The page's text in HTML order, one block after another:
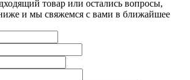
товар или остались вопросы,
и мы свяжемся с вами в ближайшее